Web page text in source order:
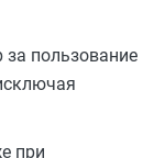
пользование
при